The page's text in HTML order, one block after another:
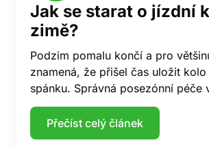
Jak se starat o jízdní
zimě?
Podzim pomalu končí a pro
znamená, že přišel čas uložit
spánku. Správná posezónní péče
Přečíst celý článek